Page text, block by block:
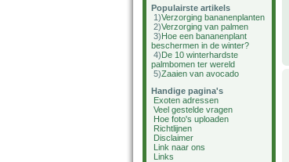
Populairste artikels
1)Verzorging bananenplanten
2)Verzorging van palmen
3)Hoe een bananenplant
beschermen in de winter?
4)De 10 winterhardste
palmbomen ter wereld
5)Zaaien van avocado
Handige pagina's
Exoten adressen
Veel gestelde vragen
Hoe foto's uploaden
Richtlijnen
Disclaimer
Link naar ons
Links